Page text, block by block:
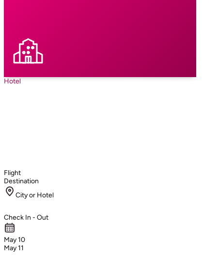
Hotel
Flight
Destination
City or Hotel
Check In - Out
May 10
May 11